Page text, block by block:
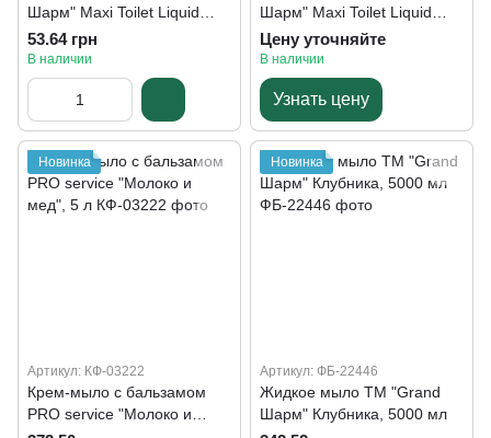
Шарм" Maxi Toilet Liquid
Soap "Молочный протеин и
хлопок", 500 мл
53.64 грн
В наличии
Шарм" Maxi Toilet Liquid
Soap "Клубника", 500 мл
Цену уточняйте
В наличии
Узнать цену
Новинка
Артикул: КФ-03222
Крем-мыло с бальзамом
PRO service "Молоко и
Новинка
Артикул: ФБ-22446
Жидкое мыло ТМ "Grand
Шарм" Клубника, 5000 мл